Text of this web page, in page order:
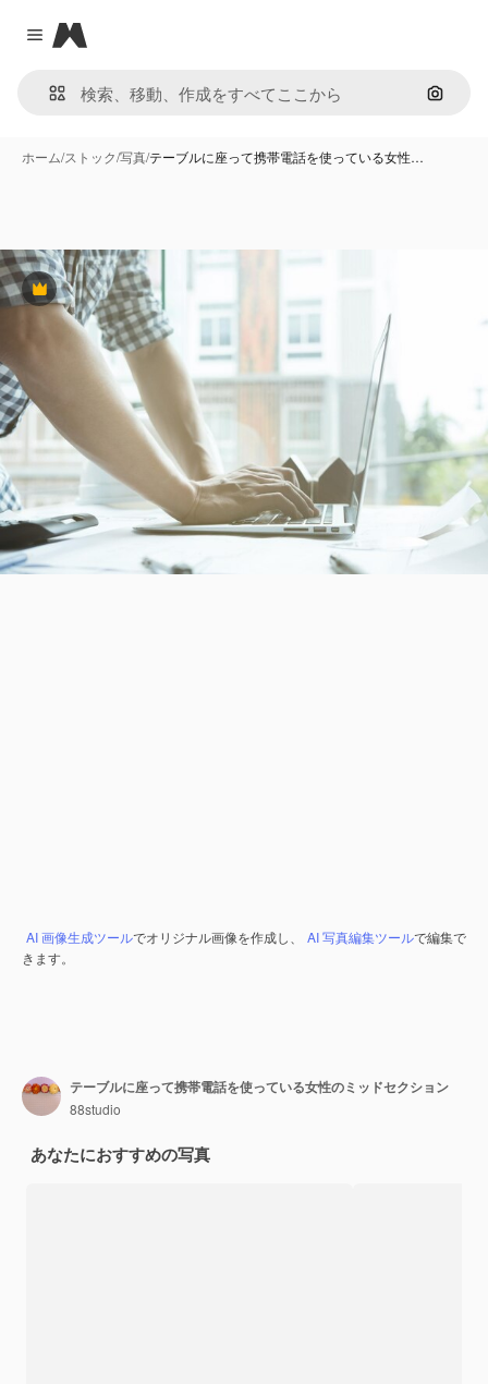
Close menu
Magnific
画像で
ホーム/ストック/写真/テーブルに座って携帯電話を使っている女性…
Premium
AI 画像生成ツールでオリジナル画像を作成し、 AI 写真編集ツールで編集で
きます。
テーブルに座って携帯電話を使っている女性のミッドセクション
88studio
あなたにおすすめの写真